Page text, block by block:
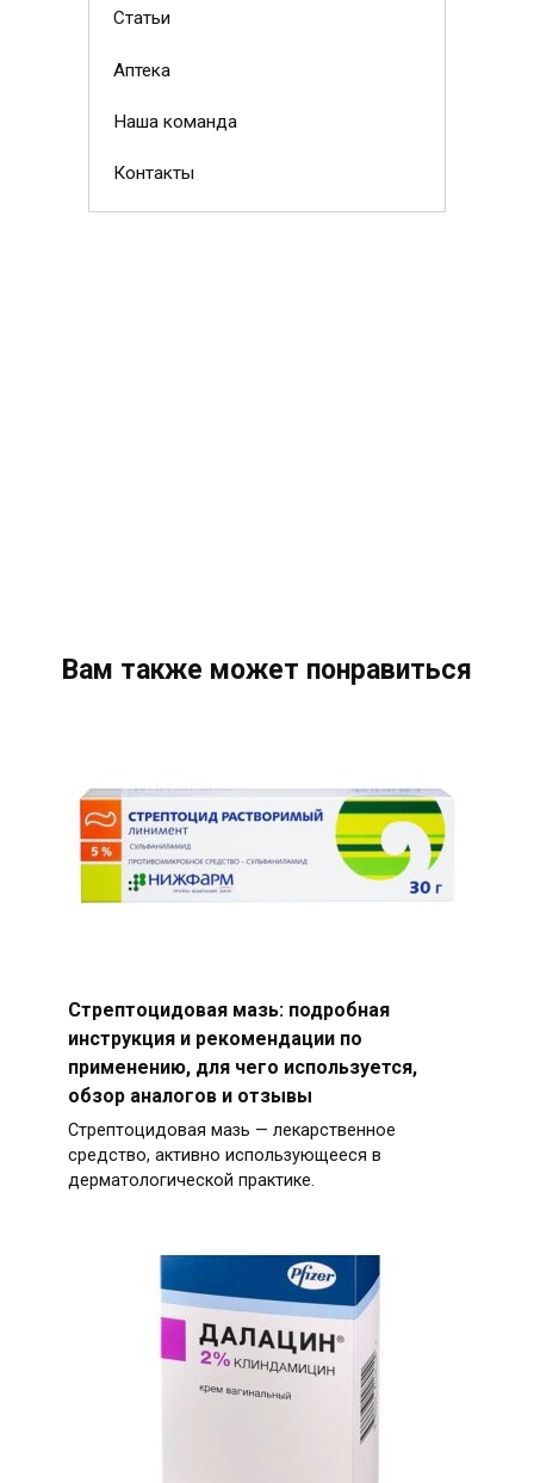
Статьи
Аптека
Наша команда
Контакты
Вам также может понравиться
Стрептоцидовая мазь: подробная
инструкция и рекомендации по
применению, для чего используется,
обзор аналогов и отзывы
Стрептоцидовая мазь — лекарственное
средство, активно использующееся в
дерматологической практике.